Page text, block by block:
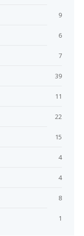
9
6
7
39
11
22
15
4
4
8
1